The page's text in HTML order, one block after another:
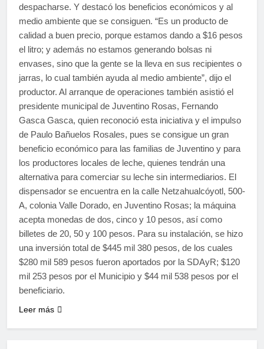
despacharse. Y destacó los beneficios económicos y al
medio ambiente que se consiguen. “Es un producto de
calidad a buen precio, porque estamos dando a $16 pesos
el litro; y además no estamos generando bolsas ni
envases, sino que la gente se la lleva en sus recipientes o
jarras, lo cual también ayuda al medio ambiente”, dijo el
productor. Al arranque de operaciones también asistió el
presidente municipal de Juventino Rosas, Fernando
Gasca Gasca, quien reconoció esta iniciativa y el impulso
de Paulo Bañuelos Rosales, pues se consigue un gran
beneficio económico para las familias de Juventino y para
los productores locales de leche, quienes tendrán una
alternativa para comerciar su leche sin intermediarios. El
dispensador se encuentra en la calle Netzahualcóyotl, 500-
A, colonia Valle Dorado, en Juventino Rosas; la máquina
acepta monedas de dos, cinco y 10 pesos, así como
billetes de 20, 50 y 100 pesos. Para su instalación, se hizo
una inversión total de $445 mil 380 pesos, de los cuales
$280 mil 589 pesos fueron aportados por la SDAyR; $120
mil 253 pesos por el Municipio y $44 mil 538 pesos por el
beneficiario.
Leer más